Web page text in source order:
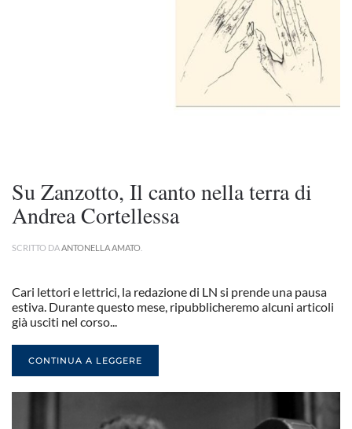
Su Zanzotto, Il canto nella terra di
Andrea Cortellessa
SCRITTO DAANTONELLA AMATO
Cari lettori e lettrici, la redazione di LN si prende una pausa
estiva. Durante questo mese, ripubblicheremo alcuni articoli
già usciti nel corso...
CONTINUA A LEGGERE